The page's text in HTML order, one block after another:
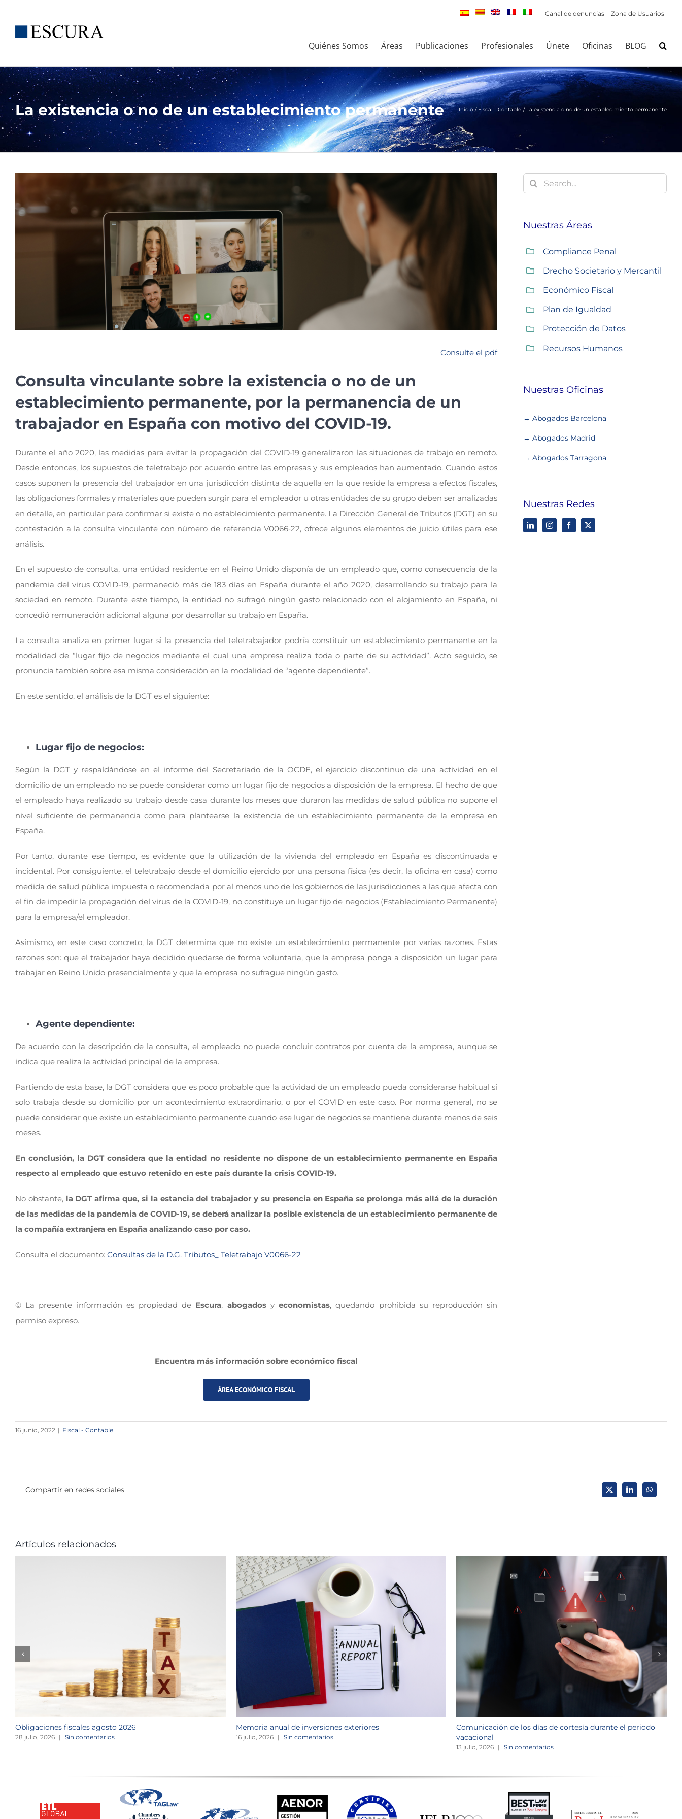
contenido
Canal de denuncias Zona de Usuarios
Quiénes Somos Áreas Publicaciones Profesionales Únete Oficinas BLOG
La existencia o no de un establecimiento permanente Inicio Fiscal - Contable La existencia o no de un establecimiento permanente
Consulte el pdf
Consulta vinculante sobre la existencia o no de un
establecimiento permanente, por la permanencia de un
trabajador en España con motivo del COVID-19.
Durante el año 2020, las medidas para evitar la propagación del COVID‑19 generalizaron las situaciones de trabajo en remoto.
Desde entonces, los supuestos de teletrabajo por acuerdo entre las empresas y sus empleados han aumentado. Cuando estos
casos suponen la presencia del trabajador en una jurisdicción distinta de aquella en la que reside la empresa a efectos fiscales,
las obligaciones formales y materiales que pueden surgir para el empleador u otras entidades de su grupo deben ser analizadas
en detalle, en particular para confirmar si existe o no establecimiento permanente. La Dirección General de Tributos (DGT) en su
contestación a la consulta vinculante con número de referencia V0066‑22, ofrece algunos elementos de juicio útiles para ese
análisis.
En el supuesto de consulta, una entidad residente en el Reino Unido disponía de un empleado que, como consecuencia de la
pandemia del virus COVID-19, permaneció más de 183 días en España durante el año 2020, desarrollando su trabajo para la
sociedad en remoto. Durante este tiempo, la entidad no sufragó ningún gasto relacionado con el alojamiento en España, ni
concedió remuneración adicional alguna por desarrollar su trabajo en España.
La consulta analiza en primer lugar si la presencia del teletrabajador podría constituir un establecimiento permanente en la
modalidad de “lugar fijo de negocios mediante el cual una empresa realiza toda o parte de su actividad”. Acto seguido, se
pronuncia también sobre esa misma consideración en la modalidad de “agente dependiente”.
En este sentido, el análisis de la DGT es el siguiente:
Lugar fijo de negocios:
Según la DGT y respaldándose en el informe del Secretariado de la OCDE, el ejercicio discontinuo de una actividad en el
domicilio de un empleado no se puede considerar como un lugar fijo de negocios a disposición de la empresa. El hecho de que
el empleado haya realizado su trabajo desde casa durante los meses que duraron las medidas de salud pública no supone el
nivel suficiente de permanencia como para plantearse la existencia de un establecimiento permanente de la empresa en
España.
Por tanto, durante ese tiempo, es evidente que la utilización de la vivienda del empleado en España es discontinuada e
incidental. Por consiguiente, el teletrabajo desde el domicilio ejercido por una persona física (es decir, la oficina en casa) como
medida de salud pública impuesta o recomendada por al menos uno de los gobiernos de las jurisdicciones a las que afecta con
el fin de impedir la propagación del virus de la COVID-19, no constituye un lugar fijo de negocios (Establecimiento Permanente)
para la empresa/el empleador.
Asimismo, en este caso concreto, la DGT determina que no existe un establecimiento permanente por varias razones. Estas
razones son: que el trabajador haya decidido quedarse de forma voluntaria, que la empresa ponga a disposición un lugar para
trabajar en Reino Unido presencialmente y que la empresa no sufrague ningún gasto.
Agente dependiente:
De acuerdo con la descripción de la consulta, el empleado no puede concluir contratos por cuenta de la empresa, aunque se
indica que realiza la actividad principal de la empresa.
Partiendo de esta base, la DGT considera que es poco probable que la actividad de un empleado pueda considerarse habitual si
solo trabaja desde su domicilio por un acontecimiento extraordinario, o por el COVID en este caso. Por norma general, no se
puede considerar que existe un establecimiento permanente cuando ese lugar de negocios se mantiene durante menos de seis
meses.
En conclusión, la DGT considera que la entidad no residente no dispone de un establecimiento permanente en España
respecto al empleado que estuvo retenido en este país durante la crisis COVID-19.
No obstante, la DGT afirma que, si la estancia del trabajador y su presencia en España se prolonga más allá de la duración
de las medidas de la pandemia de COVID-19, se deberá analizar la posible existencia de un establecimiento permanente de
la compañía extranjera en España analizando caso por caso.
Consulta el documento: Consultas de la D.G. Tributos_ Teletrabajo V0066-22
© La presente información es propiedad de Escura, abogadosyeconomistas, quedando prohibida su reproducción sin
permiso expreso.
Encuentra más información sobre económico fiscal
ÁREA ECONÓMICO FISCAL
Buscar:
Nuestras Áreas
Compliance Penal
Drecho Societario y Mercantil
Económico Fiscal
Plan de Igualdad
Protección de Datos
Recursos Humanos
Nuestras Oficinas
→ Abogados Barcelona
→ Abogados Madrid
→ Abogados Tarragona
Nuestras Redes
16 junio, 2022 | Fiscal - Contable
Compartir en redes sociales X LinkedInWhatsApp
Artículos relacionados
Obligaciones fiscales agosto 2026
28 julio, 2026 | Sin comentarios
Memoria anual de inversiones exteriores
16 julio, 2026 | Sin comentarios
Comunicación de los días de cortesía durante el periodo
vacacional
13 julio, 2026 | Sin comentarios